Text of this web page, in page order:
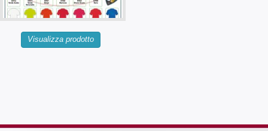
Visualizza prodotto